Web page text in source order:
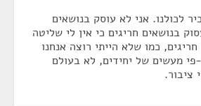
לכולנו. אני לא עוסק בנושאים
בנושאים חריגים כי אין לי שליטה
כמו שלא הייתי רוצה אנחנו
מעשים של יחידים, לא בעולם
ציבור.